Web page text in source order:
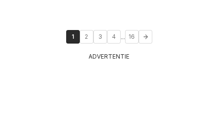
1 2 3 4 ... 16
ADVERTENTIE